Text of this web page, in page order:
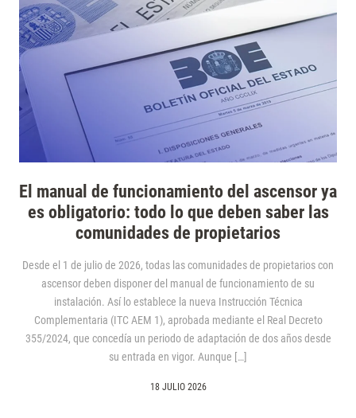
El manual de funcionamiento del ascensor ya
es obligatorio: todo lo que deben saber las
comunidades de propietarios
Desde el 1 de julio de 2026, todas las comunidades de propietarios con
ascensor deben disponer del manual de funcionamiento de su
instalación. Así lo establece la nueva Instrucción Técnica
Complementaria (ITC AEM 1), aprobada mediante el Real Decreto
355/2024, que concedía un periodo de adaptación de dos años desde
su entrada en vigor. Aunque […]
18 JULIO 2026